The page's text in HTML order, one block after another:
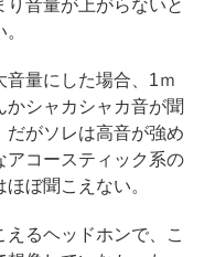
り音量が上がらないと
量にした場合、1ｍ
かシャカシャカ音が聞
だがソレは高音が強め
アコースティック系の
ぼ聞こえない。
るヘッドホンで、こ